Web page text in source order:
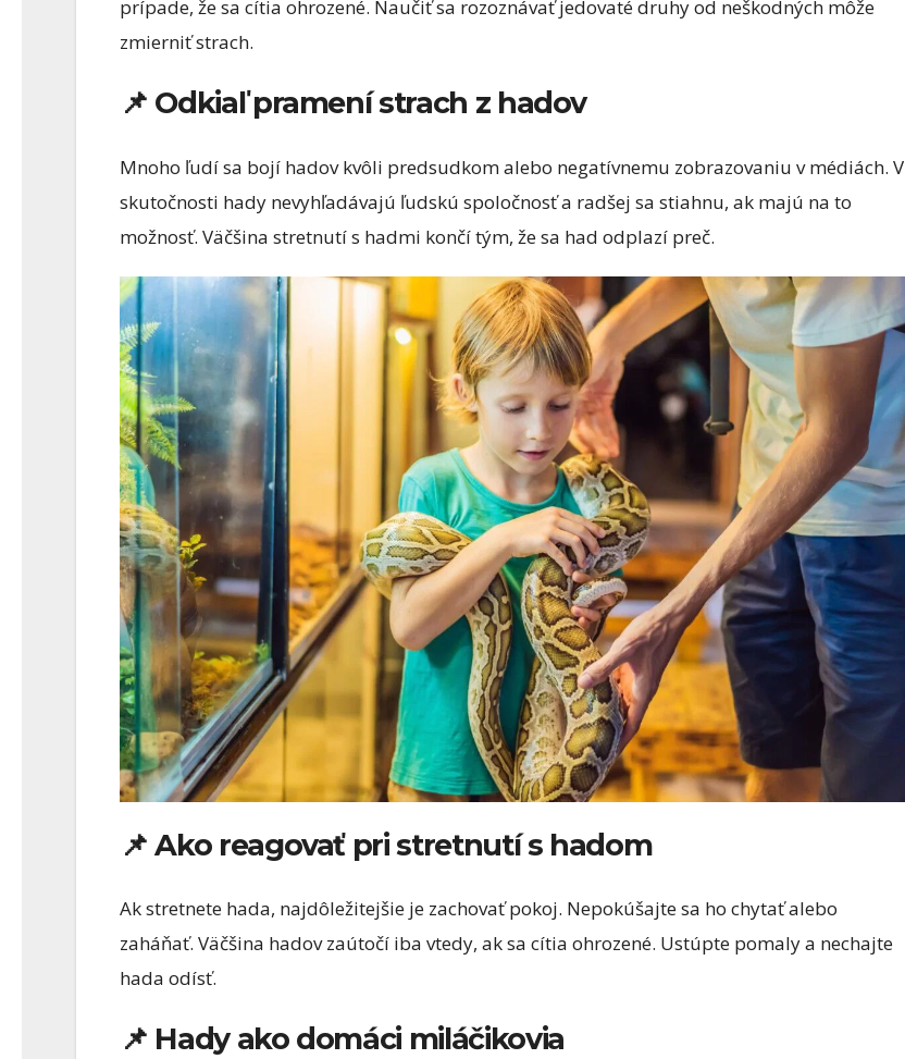
prípade, že sa cítia ohrozené. Naučiť sa rozoznávať jedovaté druhy od neškodných môže
zmierniť strach.
📌 Odkiaľ pramení strach z hadov
Mnoho ľudí sa bojí hadov kvôli predsudkom alebo negatívnemu zobrazovaniu v médiách. V
skutočnosti hady nevyhľadávajú ľudskú spoločnosť a radšej sa stiahnu, ak majú na to
možnosť. Väčšina stretnutí s hadmi končí tým, že sa had odplazí preč.
📌 Ako reagovať pri stretnutí s hadom
Ak stretnete hada, najdôležitejšie je zachovať pokoj. Nepokúšajte sa ho chytať alebo
zaháňať. Väčšina hadov zaútočí iba vtedy, ak sa cítia ohrozené. Ustúpte pomaly a nechajte
hada odísť.
📌 Hady ako domáci miláčikovia